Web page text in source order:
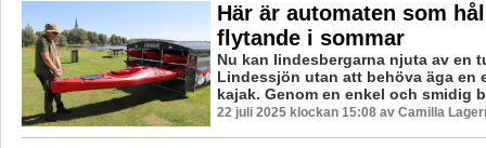
Här är automaten som
flytande i sommar
Nu kan lindesbergarna njuta av en
Lindessjön utan att behöva äga en
kajak. Genom en enkel och smidig
22 juli 2025 klockan 15:08 av Camilla